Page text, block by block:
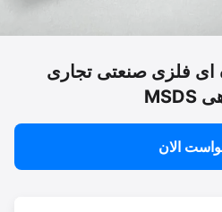
فلزی صنعتی تجاری
الان